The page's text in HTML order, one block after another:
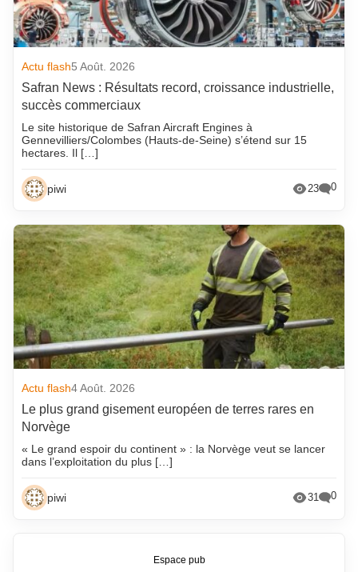
Actu flash5 Août. 2026
Safran News : Résultats record, croissance industrielle,
succès commerciaux
Le site historique de Safran Aircraft Engines à
Gennevilliers/Colombes (Hauts-de-Seine) s’étend sur 15
hectares. Il […]
piwi 23 0
Actu flash4 Août. 2026
Le plus grand gisement européen de terres rares en
Norvège
« Le grand espoir du continent » : la Norvège veut se lancer
dans l’exploitation du plus […]
piwi 31 0
Espace pub